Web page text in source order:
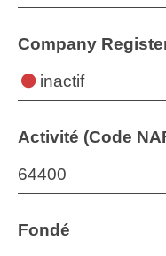
Company
inactif
Activité (Code
64400
Fondé